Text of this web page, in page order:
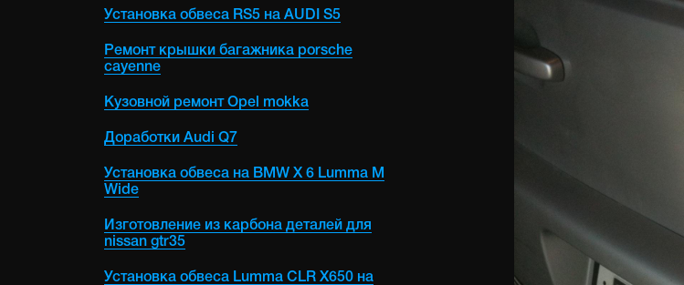
Установка обвеса RS5 на AUDI S5
Ремонт крышки багажника porsche
cayenne
Кузовной ремонт Opel mokka
Доработки Audi Q7
Установка обвеса на BMW X 6 Lumma M
Wide
Изготовление из карбона деталей для
nissan gtr35
Установка обвеса Lumma CLR X650 на